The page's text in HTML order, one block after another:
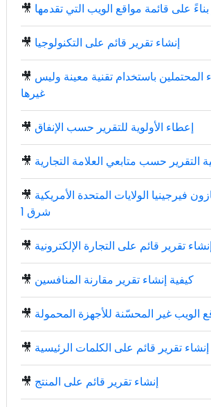
🎥 على قائمة مواقع الويب التي تقدمها
🎥 إنشاء تقرير قائم على التكنولوجيا
🎥 المحتملين باستخدام تقنية معينة وليس
غيرها
🎥 إعطاء الأولوية للتقرير حسب الإنفاق
🎥 التقرير حسب متابعي العلامة التجارية
🎥 فيرجينيا الولايات المتحدة الأمريكية
شرق 1
🎥 تقرير قائم على التجارة الإلكترونية
🎥 كيفية إنشاء تقرير مقارنة المنافسين
🎥 الويب غير المحسّنة للأجهزة المحمولة
🎥 إنشاء تقرير قائم على الكلمات الرئيسية
🎥 إنشاء تقرير قائم على المنتج